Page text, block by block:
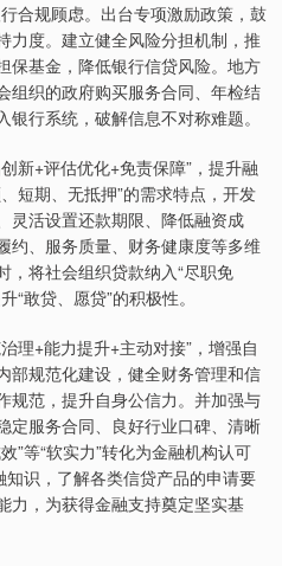
合规顾虑。出台专项激励政策，鼓
力度。建立健全风险分担机制，推
保基金，降低银行信贷风险。地方
组织的政府购买服务合同、年检结
行系统，破解信息不对称难题。
新+评估优化+免责保障”，提升融
短期、无抵押”的需求特点，开发
灵活设置还款期限、降低融资成
约、服务质量、财务健康度等多维
，将社会组织贷款纳入“尽职免
“敢贷、愿贷”的积极性。
理+能力提升+主动对接”，增强自
部规范化建设，健全财务管理和信
规范，提升自身公信力。并加强与
定服务合同、良好行业口碑、清晰
”等“软实力”转化为金融机构认可
知识，了解各类信贷产品的申请要
力，为获得金融支持奠定坚实基
-34.08 -0.24%